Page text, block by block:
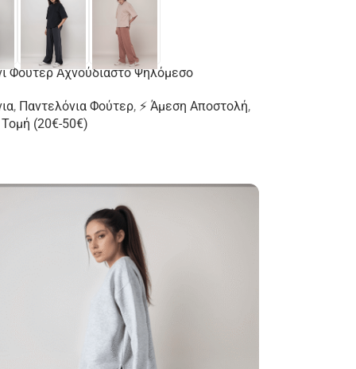
Φούτερ Αχνούδιαστο Ψηλόμεσο
, Παντελόνια Φούτερ, ⚡ Άμεση Αποστολή,
(20€-50€)